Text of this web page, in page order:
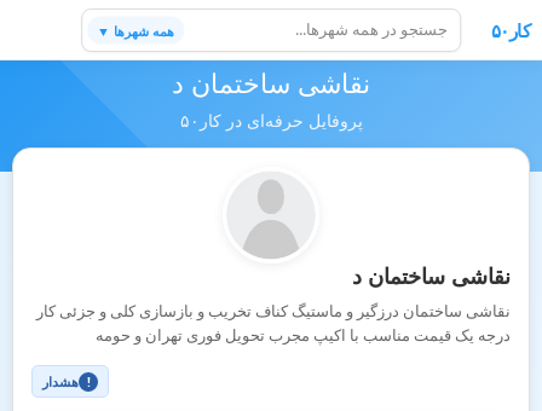
کار۵۰ همه شهرها ▼
نقاشی ساختمان د
پروفایل حرفه‌ای در کار۵۰
نقاشی ساختمان د
نقاشی ساختمان درزگیر و ماستیگ کناف تخریب و بازسازی کلی و جزئی کار
درجه یک قیمت مناسب با اکیپ مجرب تحویل فوری تهران و حومه
! هشدار